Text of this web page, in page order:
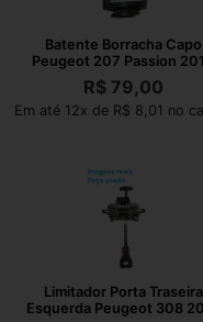
Batente Borracha Capo
Peugeot 207 Passion
R$79,00
Em até 12x de R$ 8,01 no
Limitador Porta Traseira
Esquerda Peugeot 308